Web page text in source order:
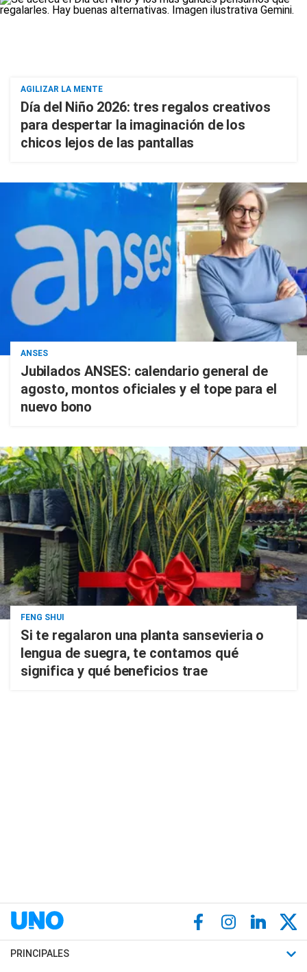
AGILIZAR LA MENTE
Día del Niño 2026: tres regalos creativos
para despertar la imaginación de los
chicos lejos de las pantallas
ANSES
Jubilados ANSES: calendario general de
agosto, montos oficiales y el tope para el
nuevo bono
FENG SHUI
Si te regalaron una planta sansevieria o
lengua de suegra, te contamos qué
significa y qué beneficios trae
PRINCIPALES